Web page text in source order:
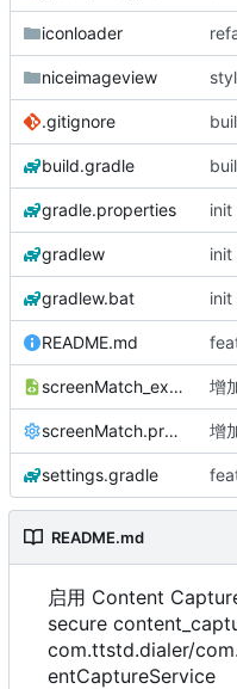
iconloader
niceimageview
.gitignore
build.gradle
gradle.properties init
gradlew init
gradlew.bat init
README.md
screenMatch_example_dimens.xml
screenMatch.properties
settings.gradle
README.md
启用 Content
secure
com.ttstd.dialer/
entCaptureService